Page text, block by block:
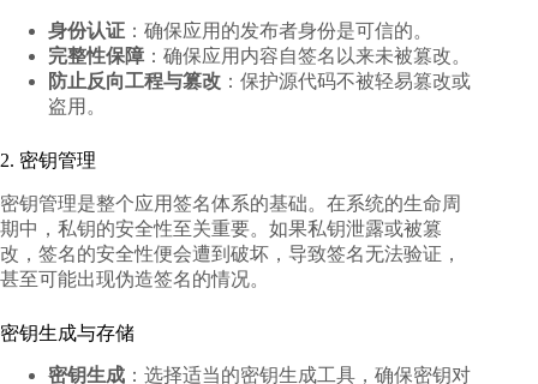
身份认证 ：确保应用的发布者身份是可信的。
完整性保障 ：确保应用内容自签名以来未被篡改。
防止反向工程与篡改 ：保护源代码不被轻易篡改或
盗用。
2. 密钥管理
密钥管理是整个应用签名体系的基础。在系统的生命周
期中，私钥的安全性至关重要。如果私钥泄露或被篡
改，签名的安全性便会遭到破坏，导致签名无法验证，
甚至可能出现伪造签名的情况。
密钥生成与存储
密钥生成 ：选择适当的密钥生成工具，确保密钥对